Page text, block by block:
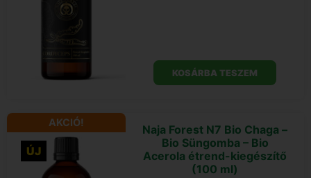
KOSÁRBA TESZEM
AKCIÓ!
ÚJ
Naja Forest N7 Bio Chaga –
Bio Süngomba – Bio
Acerola étrend-kiegészítő
(100 ml)